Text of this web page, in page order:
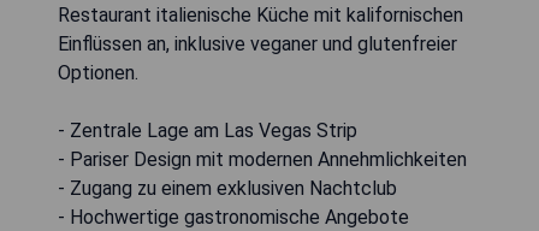
Restaurant italienische Küche mit kalifornischen
Einflüssen an, inklusive veganer und glutenfreier
Optionen.
- Zentrale Lage am Las Vegas Strip
- Pariser Design mit modernen Annehmlichkeiten
- Zugang zu einem exklusiven Nachtclub
- Hochwertige gastronomische Angebote